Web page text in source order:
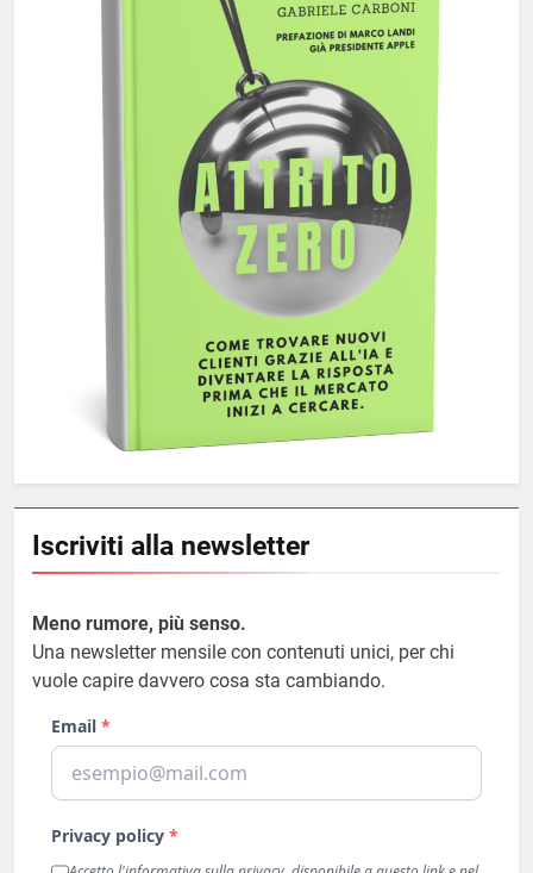
Iscriviti alla newsletter
Meno rumore, più senso.
Una newsletter mensile con contenuti unici, per chi
vuole capire davvero cosa sta cambiando.